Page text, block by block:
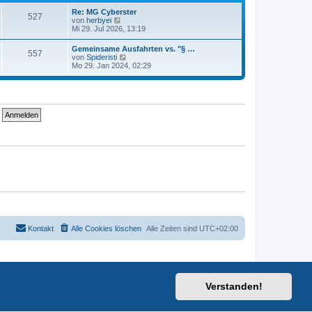
Verstanden!
i
t
a
g
e
r
B
e
i
t
a
g
527
Re: MG Cyberster
von herbyei
e
e
s
t
e
r
i
Mi 29. Jul 2026, 13:19
557
Gemeinsame Ausfahrten vs. "§ …
von Spideristi
e
e
e
t
Mo 29. Jan 2024, 02:29
Alle Zeiten sind UTC+02:00
Alle Cookies löschen
Kontakt